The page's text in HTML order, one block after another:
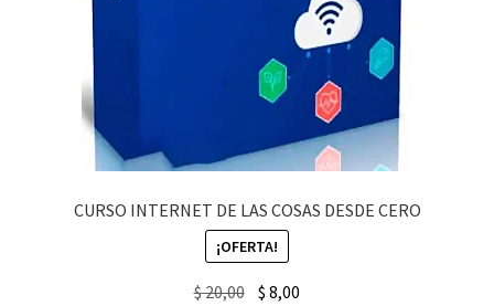
CURSO INTERNET DE LAS COSAS DESDE CERO
¡OFERTA!
$20,00 Original
$ 8,00